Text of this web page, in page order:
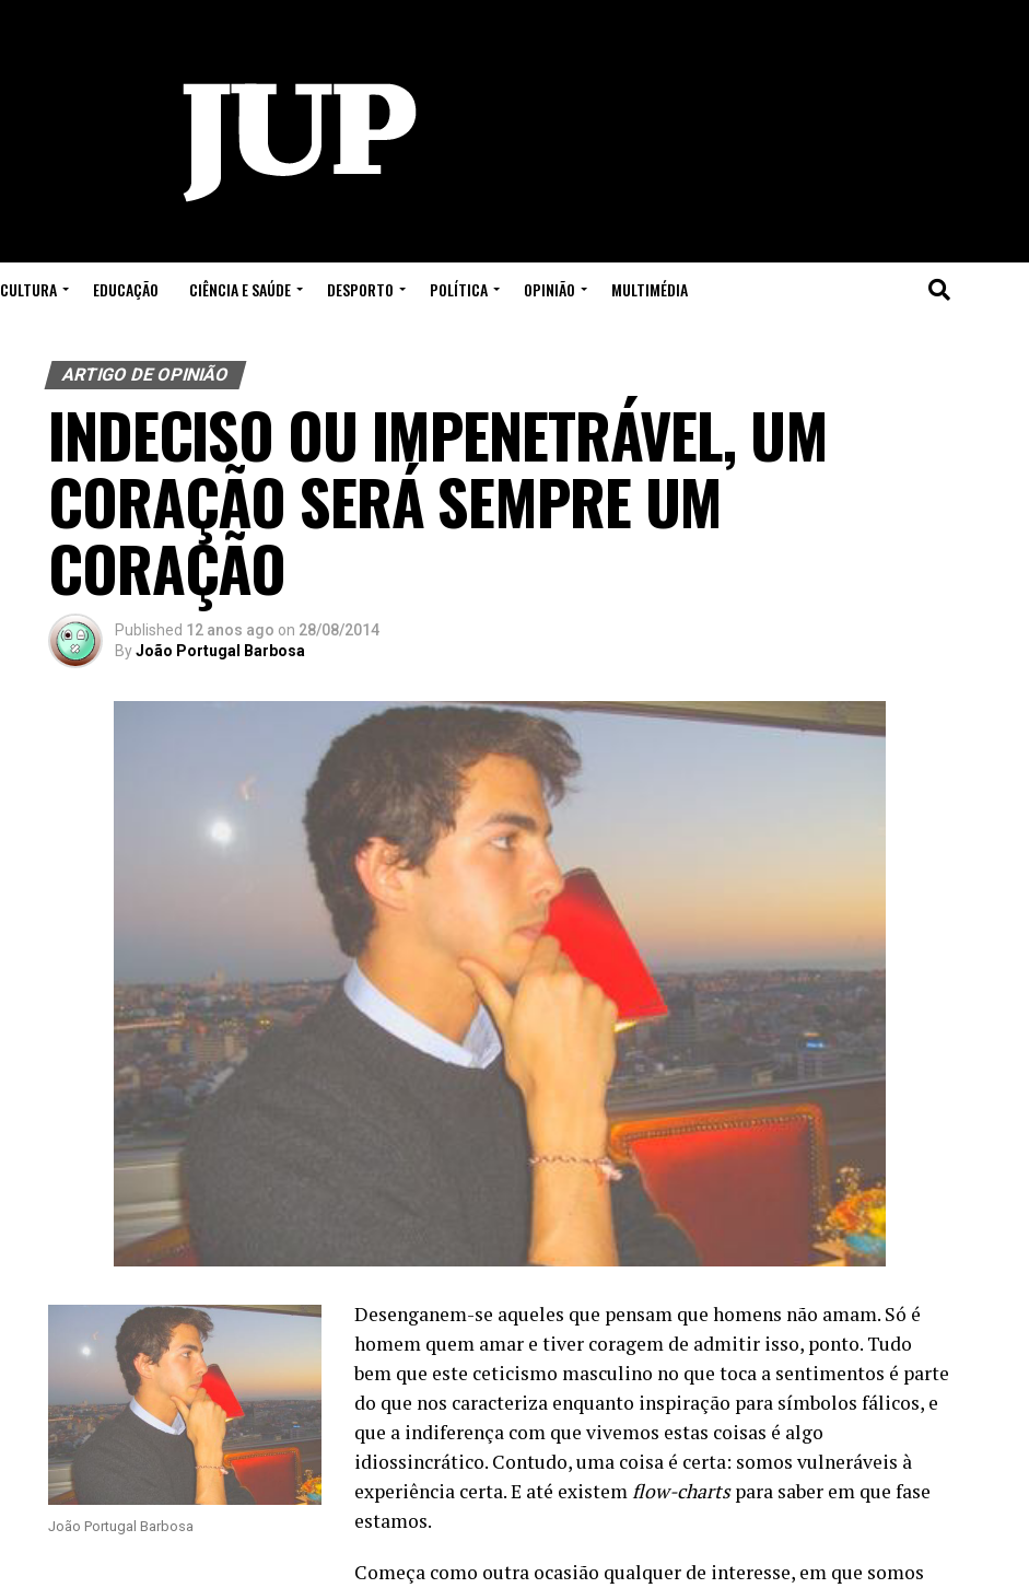
CULTURA EDUCAÇÃO CIÊNCIA E SAÚDE DESPORTO POLÍTICA OPINIÃO MULTIMÉDIA
ARTIGO DE OPINIÃO
INDECISO OU IMPENETRÁVEL, UM
CORAÇÃO SERÁ SEMPRE UM
CORAÇÃO
Published 12 anos ago on 28/08/2014
ByJoão Portugal Barbosa
João Portugal Barbosa
Desenganem-se aqueles que pensam que homens não amam. Só é
homem quem amar e tiver coragem de admitir isso, ponto. Tudo
bem que este ceticismo masculino no que toca a sentimentos é parte
do que nos caracteriza enquanto inspiração para símbolos fálicos, e
que a indiferença com que vivemos estas coisas é algo
idiossincrático. Contudo, uma coisa é certa: somos vulneráveis à
experiência certa. E até existemflow-chartspara saber em que fase
estamos.
Começa como outra ocasião qualquer de interesse, em que somos